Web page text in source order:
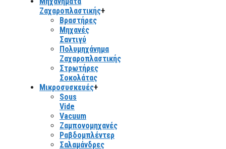
Ζαχαροπλαστικής+
Βραστήρες
Μηχανές
Σαντιγύ
Πολυμηχάνημα
Ζαχαροπλαστικής
Στρωτήρες
Σοκολάτας
Μικροσυσκευές+
Sous
Vide
Vacuum
Ζαμπονομηχανές
Ραβδομπλέντερ
Σαλαμάνδρες